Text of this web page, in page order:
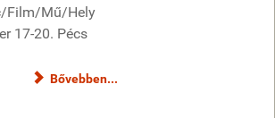
Film/Mű/Hely
17-20. Pécs
Bővebben...